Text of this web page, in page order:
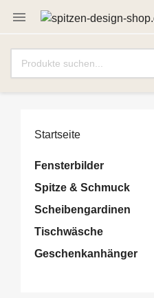

Startseite
Fensterbilder
Spitze & Schmuck
Scheibengardinen
Tischwäsche
Geschenkanhänger